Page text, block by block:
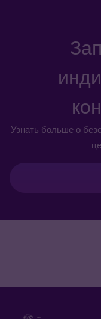
Узнать больше о